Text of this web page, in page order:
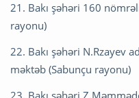
21. Bakı şəhəri 160
rayonu)
22. Bakı şəhəri N.Rzayev
məktəb (Sabunçu rayonu)